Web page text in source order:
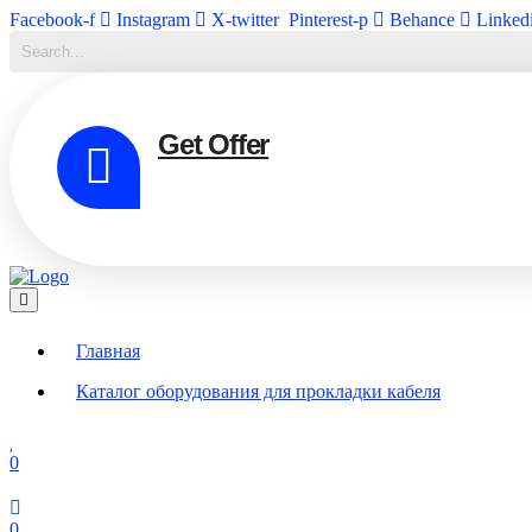
Facebook-f Instagram X-twitter Pinterest-p Behance
Get Offer
Главная
Каталог оборудования для прокладки кабеля
0